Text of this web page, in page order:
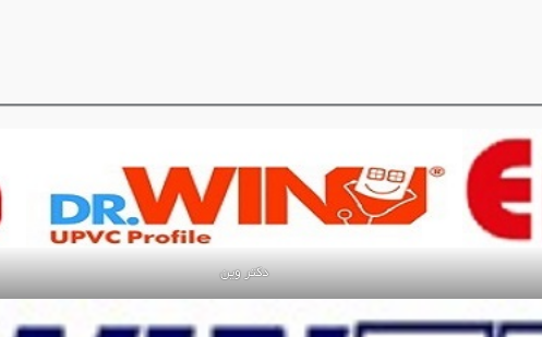
دکتر وین